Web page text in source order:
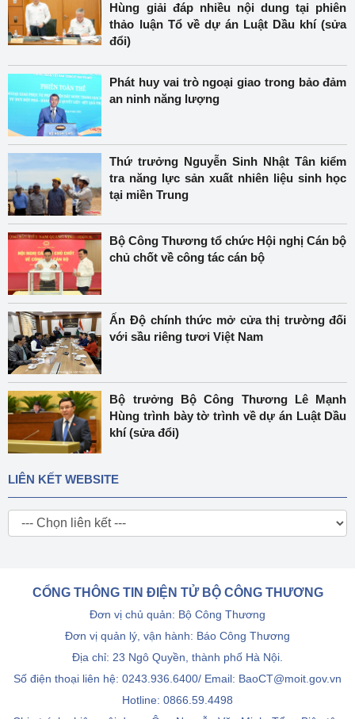
Hùng giải đáp nhiều nội dung tại phiên
thảo luận Tổ về dự án Luật Dầu khí (sửa
đổi)
Phát huy vai trò ngoại giao trong bảo đảm
an ninh năng lượng
Thứ trưởng Nguyễn Sinh Nhật Tân kiểm
tra năng lực sản xuất nhiên liệu sinh học
tại miền Trung
Bộ Công Thương tổ chức Hội nghị Cán bộ
chủ chốt về công tác cán bộ
Ấn Độ chính thức mở cửa thị trường đối
với sầu riêng tươi Việt Nam
Bộ trưởng Bộ Công Thương Lê Mạnh
Hùng trình bày tờ trình về dự án Luật Dầu
khí (sửa đổi)
LIÊN KẾT WEBSITE
CỔNG THÔNG TIN ĐIỆN TỬ BỘ CÔNG THƯƠNG
Đơn vị chủ quản: Bộ Công Thương
Đơn vị quản lý, vận hành: Báo Công Thương
Địa chỉ: 23 Ngô Quyền, thành phố Hà Nội.
Số điện thoại liên hệ: 0243.936.6400/ Email: BaoCT@moit.gov.vn
Hotline: 0866.59.4498